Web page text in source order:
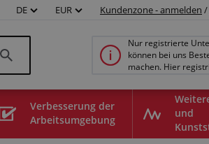
DE EUR Kundenzone - anmelden /
Nur registrierte
können bei uns
machen. Hier
Verbesserung der
Arbeitsumgebung
und